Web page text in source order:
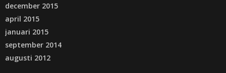
december 2015
april 2015
januari 2015
september 2014
augusti 2012